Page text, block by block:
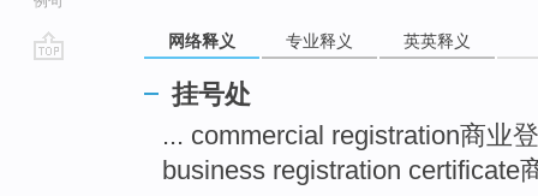
网络释义 专业释义 英英释义
挂号处
... commercial registration商业
business registration certificate